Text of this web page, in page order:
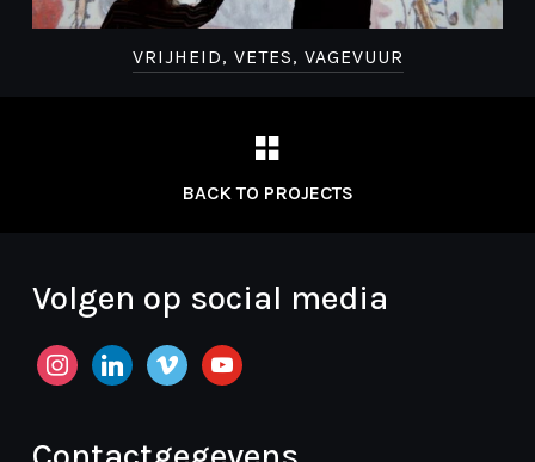
VRIJHEID, VETES, VAGEVUUR
BACK TO PROJECTS
Volgen op social media
instagramlinkedinvimeo youtube